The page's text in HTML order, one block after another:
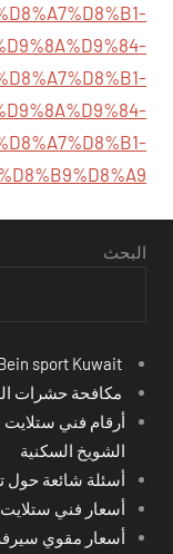
البحث
مكافحة حشرات
أرقام فني
الشويخ السكنية
أسئلة شائعة حول
أسعار فني
أسعار مقوي